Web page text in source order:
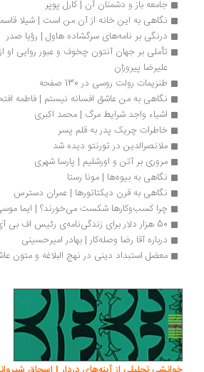
جامعه باز و دشمنان آن | کارل پوپر
نگاهی به این خانه از آن من است | شیلا قاسمخانی
درنگی بر نامه‌های سرگشاده هاول | رؤیا صدر
علیرضا پیروزان
طنزیمات رولت روسی در 130 صفحه
نگاهی به من عاشق افسانه نیستم | فاطمه افتخاری
اشیاء واجد شرایط مرگ | محمد اکبری
خاطرات چریک پدر به قلم پسر
ملانصرالدین در تورنتو دیده شد
مروری بر آتن و اورشلیم | پارسا شهری
نگاهی به بیوه‌ها | مونا رستا
نگاهی به قرن دیکتاتورها | عمران دسترس
چرا کسب‌وکارها شکست می‌خورند؟ | ایما موسی‌زاده
درباره آقا رضا وصله‌کار | بهادر امیرحسینی
معضل استبداد دینی در نهج البلاغه و متون عاشورایی